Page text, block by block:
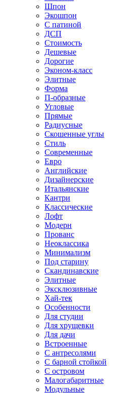
Шпон
Экошпон
С патиной
ДСП
Стоимость
Дешевые
Дорогие
Эконом-класс
Элитные
Форма
П-образные
Угловые
Прямые
Радиусные
Скошенные углы
Стиль
Современные
Евро
Английские
Дизайнерские
Итальянские
Кантри
Классические
Лофт
Модерн
Прованс
Неоклассика
Минимализм
Под старину
Скандинавские
Элитные
Эксклюзивные
Хай-тек
Особенности
Для студии
Для хрущевки
Для дачи
Встроенные
С антресолями
С барной стойкой
С островом
Малогабаритные
Модульные